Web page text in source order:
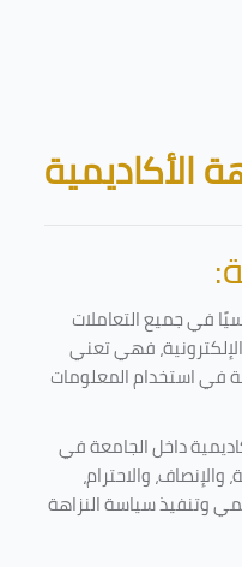
Blocks
الأكاديمية
في جميع التعاملات
فهي تعني
في استخدام المعلومات
داخل الجامعة في
والاحترام،
وتنفيذ سياسة النزاهة